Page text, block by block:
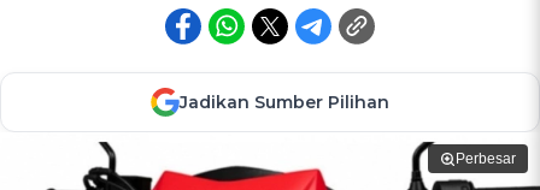
Jadikan Sumber Pilihan
Perbesar